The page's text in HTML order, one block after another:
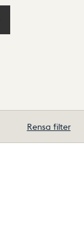
Rensa filter